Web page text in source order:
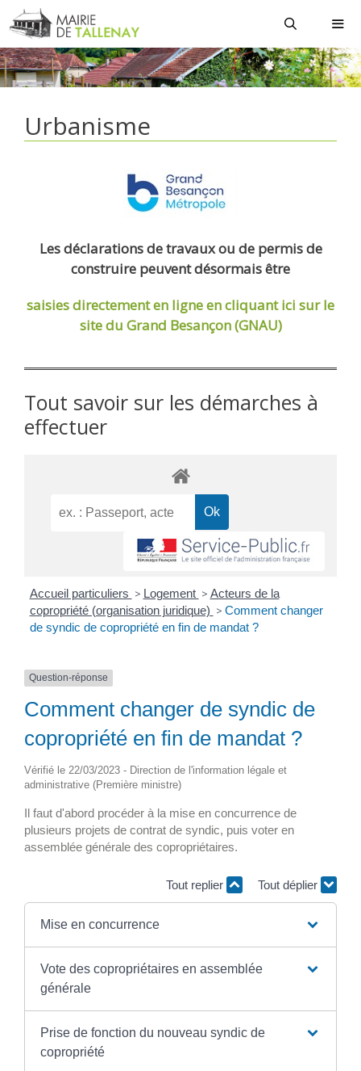
Aller
au
contenu
Urbanisme
Les déclarations de travaux ou de permis de
construire peuvent désormais être
saisies directement en ligneen cliquant ici sur le
site du Grand Besançon (GNAU)
Tout savoir sur les démarches à
effectuer
Accueil particuliers > Logement > Acteurs de la
copropriété (organisation juridique) > Comment changer
de syndic de copropriété en fin de mandat ?
Question-réponse
Comment changer de syndic de
copropriété en fin de mandat ?
Vérifié le 22/03/2023 - Direction de l'information légale et
administrative (Première ministre)
Il faut d'abord procéder à la mise en concurrence de
plusieurs projets de contrat de syndic, puis voter en
assemblée générale des copropriétaires.
Tout replier Tout déplier
Mise en concurrence
Vote des copropriétaires en assemblée
générale
Prise de fonction du nouveau syndic de
copropriété